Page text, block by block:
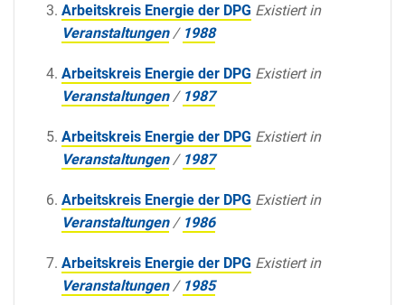
Arbeitskreis Energie der DPG Existiert in
Veranstaltungen / 1988
Arbeitskreis Energie der DPG Existiert in
Veranstaltungen / 1987
Arbeitskreis Energie der DPG Existiert in
Veranstaltungen / 1987
Arbeitskreis Energie der DPG Existiert in
Veranstaltungen / 1986
Arbeitskreis Energie der DPG Existiert in
Veranstaltungen / 1985